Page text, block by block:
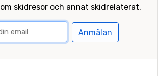
skidresor och annat skidrelaterat.
Anmälan